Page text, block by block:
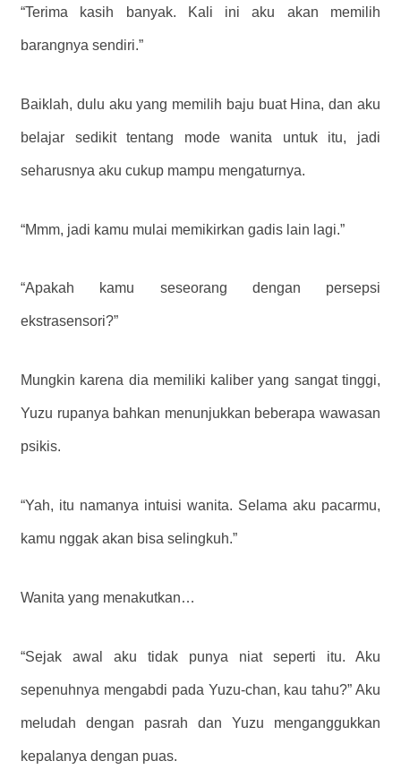
“Terima kasih banyak. Kali ini aku akan memilih
barangnya sendiri.”
Baiklah, dulu aku yang memilih baju buat Hina, dan aku
belajar sedikit tentang mode wanita untuk itu, jadi
seharusnya aku cukup mampu mengaturnya.
“Mmm, jadi kamu mulai memikirkan gadis lain lagi.”
“Apakah kamu seseorang dengan persepsi
ekstrasensori?”
Mungkin karena dia memiliki kaliber yang sangat tinggi,
Yuzu rupanya bahkan menunjukkan beberapa wawasan
psikis.
“Yah, itu namanya intuisi wanita. Selama aku pacarmu,
kamu nggak akan bisa selingkuh.”
Wanita yang menakutkan…
“Sejak awal aku tidak punya niat seperti itu. Aku
sepenuhnya mengabdi pada Yuzu-chan, kau tahu?” Aku
meludah dengan pasrah dan Yuzu menganggukkan
kepalanya dengan puas.